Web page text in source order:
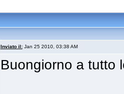
Inviato il:Jan 25 2010, 03:38 AM
Buongiorno a tutto